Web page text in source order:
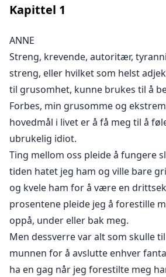
"Jeg beklager hvis jeg fikk deg til å
overkroppen min, og tvang meg til
og plassere hendene på overflaten
hans.
Å, helvete. Det fikk meg til å smile,
våtere. Bryce Forbes var mye
forestilt meg.
Anneliese Starling kunne bruke
ordet grusomhet i ordboken for å
drittsekk av en sjef, og det ville
Bryce Forbes er selve innbegrepet
dessverre også av uimotståelig
Kapittel 1
ANNE
Streng, krevende, autoritær,
streng, eller hvilket som helst
til grusomhet, kunne brukes til å
Forbes, min grusomme og
hovedmål i livet er å få meg til å
ubrukelig idiot.
Ting mellom oss pleide å fungere
tiden hatet jeg ham og ville bare
og kvele ham for å være en
prosentene pleide jeg å forestille
oppå, under eller bak meg.
Men dessverre var alt som skulle
munnen for å avslutte enhver
ha en gag når jeg forestilte meg